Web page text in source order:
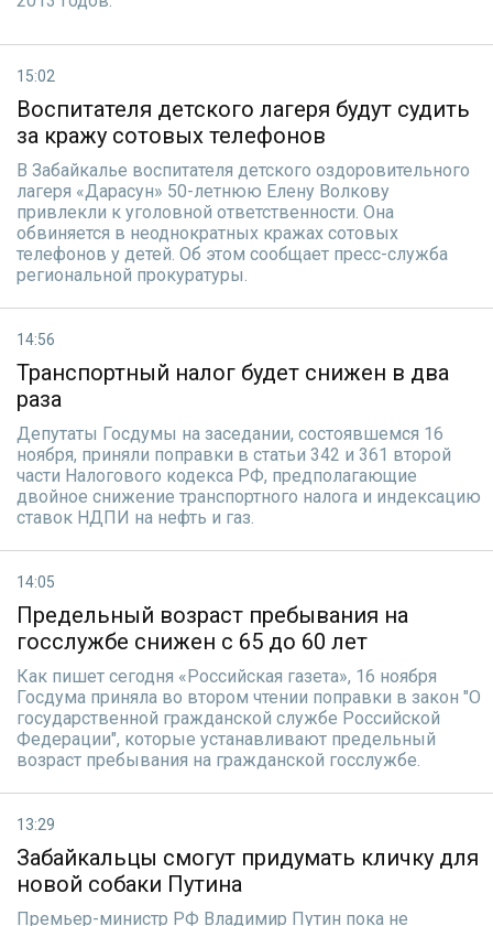
15:02
Воспитателя детского лагеря будут судить
за кражу сотовых телефонов
В Забайкалье воспитателя детского оздоровительного
лагеря «Дарасун» 50-летнюю Елену Волкову
привлекли к уголовной ответственности. Она
обвиняется в неоднократных кражах сотовых
телефонов у детей. Об этом сообщает пресс-служба
региональной прокуратуры.
14:56
Транспортный налог будет снижен в два
раза
Депутаты Госдумы на заседании, состоявшемся 16
ноября, приняли поправки в статьи 342 и 361 второй
части Налогового кодекса РФ, предполагающие
двойное снижение транспортного налога и индексацию
ставок НДПИ на нефть и газ.
14:05
Предельный возраст пребывания на
госслужбе снижен с 65 до 60 лет
Как пишет сегодня «Российская газета», 16 ноября
Госдума приняла во втором чтении поправки в закон "О
государственной гражданской службе Российской
Федерации", которые устанавливают предельный
возраст пребывания на гражданской госслужбе.
13:29
Забайкальцы смогут придумать кличку для
новой собаки Путина
Премьер-министр РФ Владимир Путин пока не